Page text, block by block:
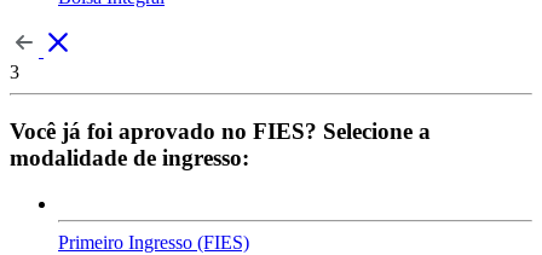
3
Você já foi aprovado no FIES? Selecione a
modalidade de ingresso:
Primeiro Ingresso (FIES)